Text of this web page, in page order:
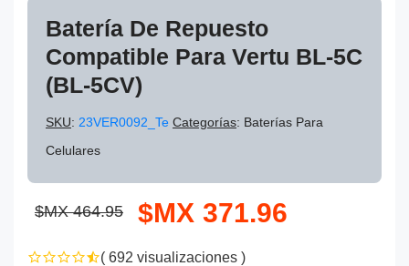
Batería De Repuesto
Compatible Para Vertu BL-5C
(BL-5CV)
SKU: 23VER0092_Te Categorías: Baterías Para
Celulares
$MX 464.95 $MX 371.96
( 692 visualizaciones )